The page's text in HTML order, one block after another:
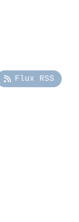
Flux RSS